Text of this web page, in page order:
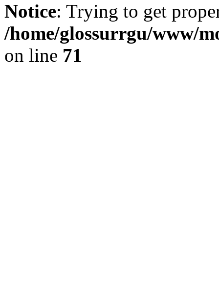
Notice: Trying to get
/home/glossurrgu/www/
on line 71